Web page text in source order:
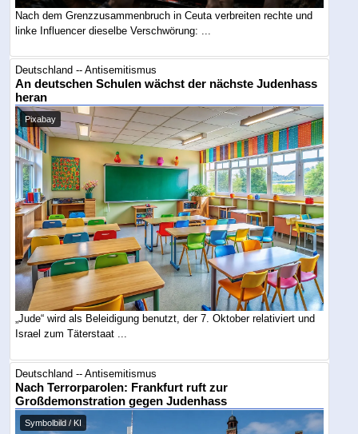
Nach dem Grenzzusammenbruch in Ceuta verbreiten rechte und
linke Influencer dieselbe Verschwörung: ...
Deutschland -- Antisemitismus
An deutschen Schulen wächst der nächste Judenhass
heran
Pixabay
„Jude“ wird als Beleidigung benutzt, der 7. Oktober relativiert und
Israel zum Täterstaat ...
Deutschland -- Antisemitismus
Nach Terrorparolen: Frankfurt ruft zur
Großdemonstration gegen Judenhass
Symbolbild / KI